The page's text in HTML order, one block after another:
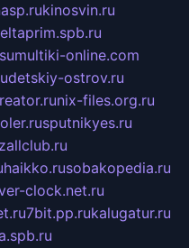
kinosvin.ru
multiki-online.com
detskiy-ostrov.ru
nix-files.org.ru
sputnikyes.ru
zallclub.ru
haikko.rusobakopedia.ru
clock.net.ru
7bit.pp.rukalugatur.ru